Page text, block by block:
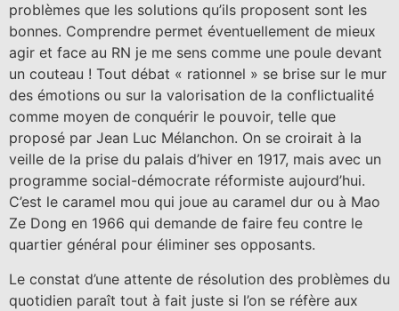
problèmes que les solutions qu’ils proposent sont les
bonnes. Comprendre permet éventuellement de mieux
agir et face au RN je me sens comme une poule devant
un couteau ! Tout débat « rationnel » se brise sur le mur
des émotions ou sur la valorisation de la conflictualité
comme moyen de conquérir le pouvoir, telle que
proposé par Jean Luc Mélanchon. On se croirait à la
veille de la prise du palais d’hiver en 1917, mais avec un
programme social-démocrate réformiste aujourd’hui.
C’est le caramel mou qui joue au caramel dur ou à Mao
Ze Dong en 1966 qui demande de faire feu contre le
quartier général pour éliminer ses opposants.
Le constat d’une attente de résolution des problèmes du
quotidien paraît tout à fait juste si l’on se réfère aux